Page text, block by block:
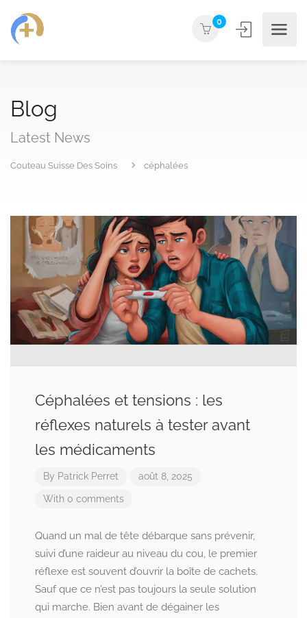
0
Blog
Latest News
Couteau Suisse Des Soins céphalées
Céphalées et tensions : les
réflexes naturels à tester avant
les médicaments
By Patrick Perret août 8, 2025
With 0 comments
Quand un mal de tête débarque sans prévenir,
suivi d’une raideur au niveau du cou, le premier
réflexe est souvent d’ouvrir la boîte de cachets.
Sauf que ce n’est pas toujours la seule solution
qui marche. Bien avant de dégainer les